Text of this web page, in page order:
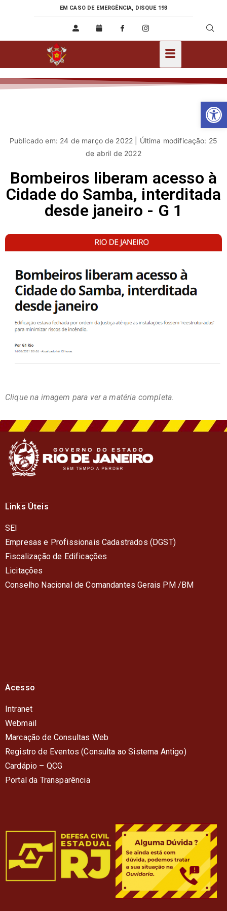
EM CASO DE EMERGÊNCIA, DISQUE 193
Publicado em: 24 de março de 2022 | Última modificação: 25
de abril de 2022
Bombeiros liberam acesso à
Cidade do Samba, interditada
desde janeiro - G 1
Clique na imagem para ver a matéria completa.
Links Úteis
SEI
Empresas e Profissionais Cadastrados (DGST)
Fiscalização de Edificações
Licitações
Conselho Nacional de Comandantes Gerais PM /BM
Acesso
Intranet
Webmail
Marcação de Consultas Web
Registro de Eventos (Consulta ao Sistema Antigo)
Cardápio – QCG
Portal da Transparência